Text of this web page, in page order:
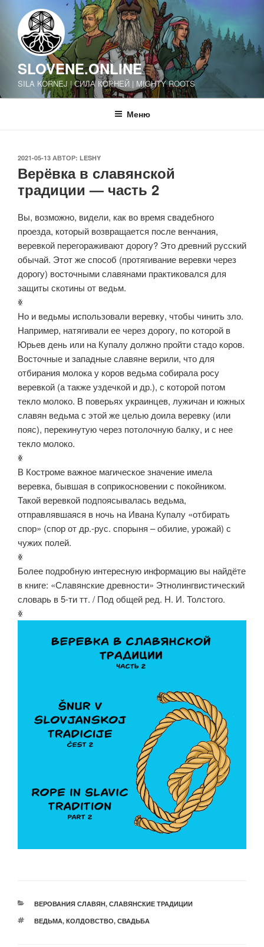
содержимому
SLOVENE.ONLINE
SILA KORNEJ | СИЛА КОРНЕЙ | MIGHTY ROOTS
Меню
ОПУБЛИКОВАНО
2021-05-13 АВТОР: LESHY
Верёвка в славянской
традиции — часть 2
Вы, возможно, видели, как во время свадебного
проезда, который возвращается после венчания,
веревкой перегораживают дорогу? Это древний русский
обычай. Этот же способ (протягивание веревки через
дорогу) восточными славянами практиковался для
защиты скотины от ведьм.
ꏍ
Но и ведьмы использовали веревку, чтобы чинить зло.
Например, натягивали ее через дорогу, по которой в
Юрьев день или на Купалу должно пройти стадо коров.
Восточные и западные славяне верили, что для
отбирания молока у коров ведьма собирала росу
веревкой (а также уздечкой и др.), с которой потом
текло молоко. В поверьях украинцев, лужичан и южных
славян ведьма с этой же целью доила веревку (или
пояс), перекинутую через потолочную балку, и с нее
текло молоко.
ꏍ
В Костроме важное магическое значение имела
веревка, бывшая в соприкосновении с покойником.
Такой веревкой подпоясывалась ведьма,
отправлявшаяся в ночь на Ивана Купалу «отбирать
спор» (спор от др.-рус. спорыня – обилие, урожай) с
чужих полей.
ꏍ
Более подробную интересную информацию вы найдёте
в книге: «Славянские древности» Этнолингвистический
словарь в 5-ти тт. / Под общей ред. Н. И. Толстого.
ꏍ
РУБРИКИ
ВЕРОВАНИЯ СЛАВЯН, СЛАВЯНСКИЕ ТРАДИЦИИ
МЕТКИ
ВЕДЬМА, КОЛДОВСТВО, СВАДЬБА